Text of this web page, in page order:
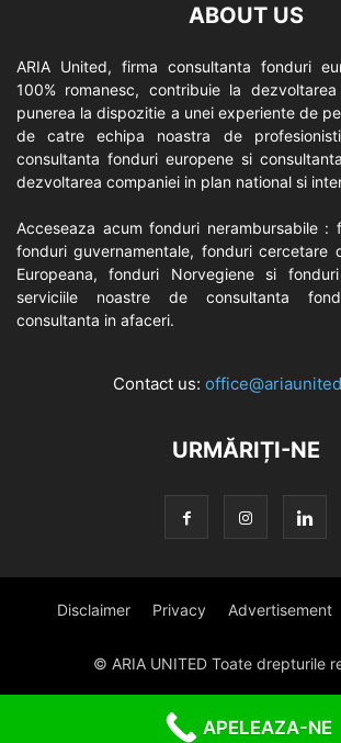
ABOUT US
ARIA United, firma consultanta fonduri
100% romanesc, contribuie la
punerea la dispozitie a unei experiente de
de catre echipa noastra de
consultanta fonduri europene si
dezvoltarea companiei in plan national si
Acceseaza acum fonduri nerambursabile :
fonduri guvernamentale, fonduri cercetare
Europeana, fonduri Norvegiene si
serviciile noastre de consultanta
consultanta in afaceri.
Contact us:
URMĂRIȚI-NE
Disclaimer Privacy Advertisement
© ARIA UNITED Toate drepturile
APELEAZA-NE